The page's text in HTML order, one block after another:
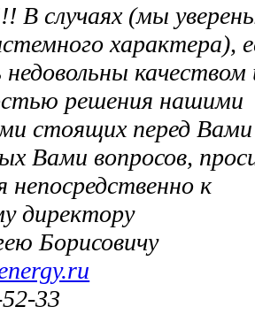
В случаях (мы
характера),
качеством
решения нашими
стоящих перед Вами
Вами вопросов,
к
директору
Борисовичу
33